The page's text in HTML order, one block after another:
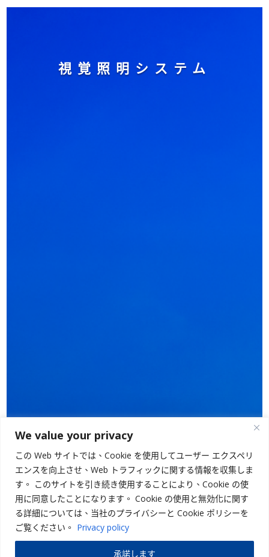
We value your privacy
この Web サイトでは、Cookie を使用してユーザー エクスペリ
エンスを向上させ、Web トラフィックに関する情報を収集しま
す。 このサイトを引き続き使用することにより、Cookie の使
用に同意したことになります。 Cookie の使用と無効化に関す
る詳細については、当社のプライバシーと Cookie ポリシーを
ご覧ください。 Privacy policy
承諾します
視覚照明システム